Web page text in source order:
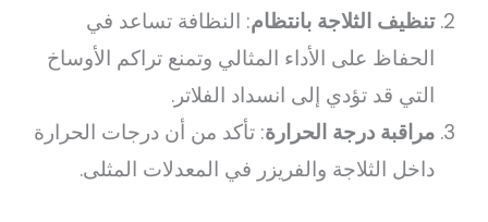
تنظيف الثلاجة بانتظام: النظافة تساعد في
الحفاظ على الأداء المثالي وتمنع تراكم الأوساخ
التي قد تؤدي إلى انسداد الفلاتر.
مراقبة درجة الحرارة: تأكد من أن درجات الحرارة
داخل الثلاجة والفريزر في المعدلات المثلى.